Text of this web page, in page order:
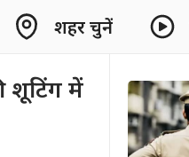
शहर चुनें
शूटिंग में